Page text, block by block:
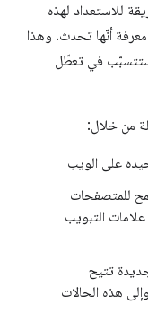
للاستعداد لهذه
معرفة أنّها تحدث. وهذا
في تعطّل
من خلال:
على الويب
للمتصفحات
التبويب
تتيح
هذه الحالات